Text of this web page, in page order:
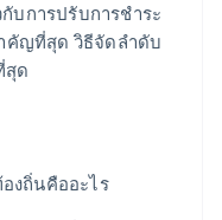
บการปรับการชําระ
คัญที่สุด วิธีจัดลําดับ
สุด
งถิ่นคืออะไร